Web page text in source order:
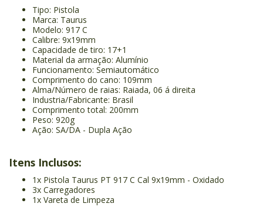
Tipo: Pistola
Marca: Taurus
Modelo: 917 C
Calibre: 9x19mm
Capacidade de tiro: 17+1
Material da armação: Alumínio
Funcionamento: Semiautomático
Comprimento do cano: 109mm
Alma/Número de raias: Raiada, 06 á direita
Industria/Fabricante: Brasil
Comprimento total: 200mm
Peso: 920g
Ação: SA/DA - Dupla Ação
Itens Inclusos:
1x Pistola Taurus PT 917 C Cal 9x19mm - Oxidado
3x Carregadores
1x Vareta de Limpeza